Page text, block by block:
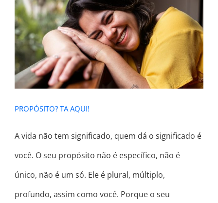
PROPÓSITO? TA AQUI!
PROPÓSITO? TA AQUI!
A vida não tem significado, quem dá o significado é
você. O seu propósito não é específico, não é
único, não é um só. Ele é plural, múltiplo,
profundo, assim como você. Porque o seu